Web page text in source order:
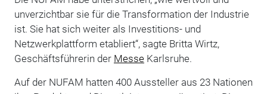
unverzichtbar sie für die Transformation der Industrie
ist. Sie hat sich weiter als Investitions- und
Netzwerkplattform etabliert“, sagte Britta Wirtz,
Geschäftsführerin der MesseKarlsruhe.
Auf der NUFAM hatten 400 Aussteller aus 23 Nationen